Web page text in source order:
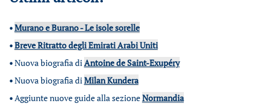
•Murano e Burano - Le isole sorelle
•Breve Ritratto degli Emirati Arabi Uniti
•Nuova biografia diAntoine de Saint-Exupéry
•Nuova biografia diMilan Kundera
•Aggiunte nuove guide alla sezioneNormandia